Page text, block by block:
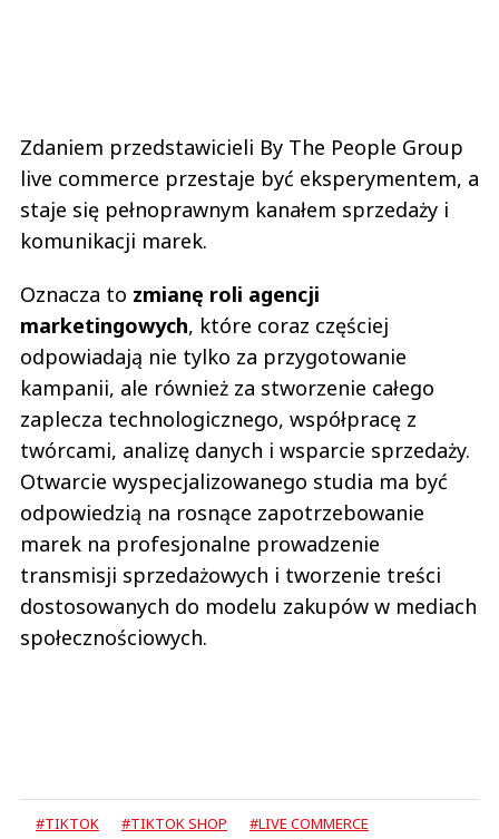
Zdaniem przedstawicieli By The People Group
live commerce przestaje być eksperymentem, a
staje się pełnoprawnym kanałem sprzedaży i
komunikacji marek.
Oznacza to zmianę roli agencji
marketingowych, które coraz częściej
odpowiadają nie tylko za przygotowanie
kampanii, ale również za stworzenie całego
zaplecza technologicznego, współpracę z
twórcami, analizę danych i wsparcie sprzedaży.
Otwarcie wyspecjalizowanego studia ma być
odpowiedzią na rosnące zapotrzebowanie
marek na profesjonalne prowadzenie
transmisji sprzedażowych i tworzenie treści
dostosowanych do modelu zakupów w mediach
społecznościowych.
#TIKTOK #TIKTOK SHOP
#LIVE COMMERCE